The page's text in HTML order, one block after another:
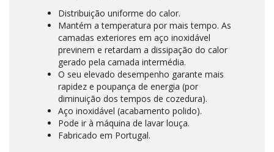
Distribuição uniforme do calor.
Mantém a temperatura por mais tempo. As
camadas exteriores em aço inoxidável
previnem e retardam a dissipação do calor
gerado pela camada intermédia.
O seu elevado desempenho garante mais
rapidez e poupança de energia (por
diminuição dos tempos de cozedura).
Aço inoxidável (acabamento polido).
Pode ir à máquina de lavar louça.
Fabricado em Portugal.